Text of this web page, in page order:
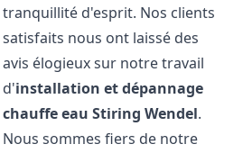
tranquillité d'esprit. Nos clients
satisfaits nous ont laissé des
avis élogieux sur notre travail
d'installation et dépannage
chauffe eau Stiring Wendel.
Nous sommes fiers de notre